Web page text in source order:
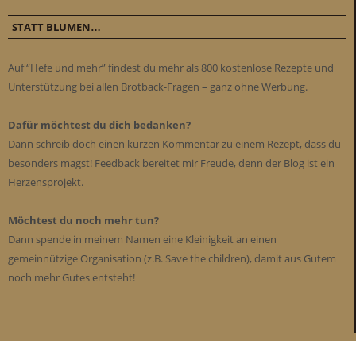
STATT BLUMEN…
Auf “Hefe und mehr” findest du mehr als 800 kostenlose Rezepte und
Unterstützung bei allen Brotback-Fragen – ganz ohne Werbung.
Dafür möchtest du dich bedanken?
Dann schreib doch einen kurzen Kommentar zu einem Rezept, dass du
besonders magst! Feedback bereitet mir Freude, denn der Blog ist ein
Herzensprojekt.
Möchtest du noch mehr tun?
Dann spende in meinem Namen eine Kleinigkeit an einen
gemeinnützige Organisation (z.B. Save the children), damit aus Gutem
noch mehr Gutes entsteht!